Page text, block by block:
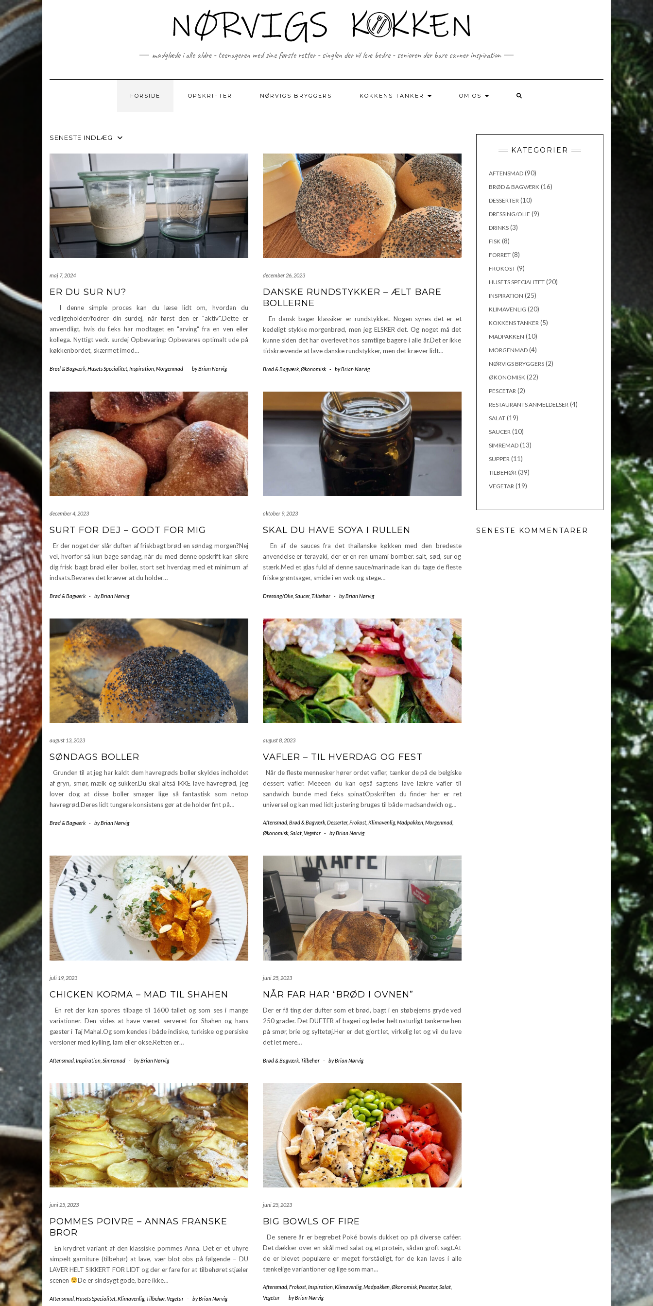
to
content
madglæde i alle aldre - teenageren med sine første retter - singlen der vil leve bedre - senioren der bare savner inspiration
FORSIDE OPSKRIFTER NØRVIGS BRYGGERS KOKKENS TANKER OM OS
SENESTE INDLÆG
maj 7, 2024
ER DU SUR NU?
I denne simple proces kan du læse lidt om, hvordan du
vedligeholder/fodrer din surdej, når først den er "aktiv".Dette er
anvendligt, hvis du f.eks har modtaget en "arving" fra en ven eller
kollega. Nyttigt vedr. surdej Opbevaring: Opbevares optimalt ude på
køkkenbordet, skærmet imod…
Brød & Bagværk Husets Specialitet Inspiration Morgenmad - byBrian Nørvig
december 26, 2023
DANSKE RUNDSTYKKER – ÆLT BARE
BOLLERNE
En dansk bager klassiker er rundstykket. Nogen synes det er et
kedeligt stykke morgenbrød, men jeg ELSKER det. Og noget må det
kunne siden det har overlevet hos samtlige bagere i alle år.Det er ikke
tidskrævende at lave danske rundstykker, men det kræver lidt…
Brød & Bagværk, Økonomisk - byBrian Nørvig
december 4, 2023
SURT FOR DEJ – GODT FOR MIG
Er der noget der slår duften af friskbagt brød en søndag morgen?Nej
vel, hvorfor så kun bage søndag, når du med denne opskrift kan sikre
dig frisk bagt brød eller boller, stort set hverdag med et minimum af
indsats.Bevares det kræver at du holder…
Brød & Bagværk - byBrian Nørvig
oktober 9, 2023
SKAL DU HAVE SOYA I RULLEN
En af de sauces fra det thailanske køkken med den bredeste
anvendelse er terayaki, der er en ren umami bomber. salt, sød, sur og
stærk.Med et glas fuld af denne sauce/marinade kan du tage de fleste
friske grøntsager, smide i en wok og stege…
Dressing/Olie, Saucer, Tilbehør - byBrian Nørvig
august 13, 2023
SØNDAGS BOLLER
Grunden til at jeg har kaldt dem havregrøds boller skyldes indholdet
af gryn, smør, mælk og sukker.Du skal altså IKKE lave havregrød, jeg
lover dog at disse boller smager lige så fantastisk som netop
havregrød.Deres lidt tungere konsistens gør at de holder fint på…
Brød & Bagværk - byBrian Nørvig
august 8, 2023
VAFLER – TIL HVERDAG OG FEST
Når de fleste mennesker hører ordet vafler, tænker de på de belgiske
dessert vafler. Meeeen du kan også sagtens lave lækre vafler til
sandwich bunde med f.eks spinatOpskriften du finder her er ret
universel og kan med lidt justering bruges til både madsandwich og…
Aftensmad, Brød & Bagværk, Desserter, Frokost, Klimavenlig, Madpakken, Morgenmad,
Økonomisk, Salat, Vegetar - byBrian Nørvig
juli 19, 2023
CHICKEN KORMA – MAD TIL SHAHEN
En ret der kan spores tilbage til 1600 tallet og som ses i mange
variationer. Den vides at have været serveret for Shahen og hans
gæster i Taj Mahal.Og som kendes i både indiske, turkiske og persiske
versioner med kylling, lam eller okse.Retten er…
Aftensmad Inspiration Simremad - byBrian Nørvig
juni 25, 2023
NÅR FAR HAR “BRØD I OVNEN”
Der er få ting der dufter som et brød, bagt i en støbejerns gryde ved
250 grader. Det DUFTER af bageri og leder helt naturligt tankerne hen
på smør, brie og syltetøj.Her er det gjort let, virkelig let og vil du lave
det let mere…
Brød & Bagværk, Tilbehør - byBrian Nørvig
juni 25, 2023
POMMES POIVRE – ANNAS FRANSKE
BROR
En krydret variant af den klassiske pommes Anna. Det er et uhyre
simpelt garniture (tilbehør) at lave, vær blot obs på følgende – DU
LAVER HELT SIKKERT FOR LIDT og der er fare for at tilbehøret stjæler
scenen
De er sindsygt gode, bare ikke…
Aftensmad Husets Specialitet Klimavenlig, Tilbehør, Vegetar - byBrian Nørvig
juni 25, 2023
BIG BOWLS OF FIRE
De senere år er begrebet Poké bowls dukket op på diverse caféer.
Det dækker over en skål med salat og et protein, sådan groft sagt.At
de er blevet populære er meget forståeligt, for de kan laves i alle
tænkelige variantioner og lige som man…
Aftensmad, Frokost, Inspiration, Klimavenlig, Madpakken, Økonomisk, Pescetar, Salat,
Vegetar - byBrian Nørvig
KATEGORIER
AFTENSMAD(90)
BRØD & BAGVÆRK (16)
DESSERTER (10)
DRESSING/OLIE (9)
DRINKS(3)
FISK (8)
FORRET(8)
FROKOST(9)
HUSETS SPECIALITET(20)
INSPIRATION (25)
KLIMAVENLIG (20)
KOKKENS TANKER (5)
MADPAKKEN (10)
MORGENMAD(4)
NØRVIGS BRYGGERS(2)
ØKONOMISK (22)
PESCETAR (2)
RESTAURANTS ANMELDELSER (4)
SALAT(19)
SAUCER (10)
SIMREMAD(13)
SUPPER (11)
TILBEHØR (39)
VEGETAR (19)
SENESTE KOMMENTARER